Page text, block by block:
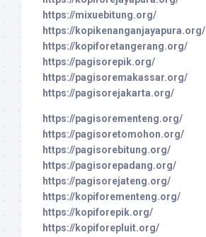
https://mixuebitung.org/
https://kopikenanganjayapura.org/
https://kopiforetangerang.org/
https://pagisorepik.org/
https://pagisoremakassar.org/
https://pagisorejakarta.org/
https://pagisorementeng.org/
https://pagisoretomohon.org/
https://pagisorebitung.org/
https://pagisorepadang.org/
https://pagisorejateng.org/
https://kopiforementeng.org/
https://kopiforepik.org/
https://kopiforepluit.org/